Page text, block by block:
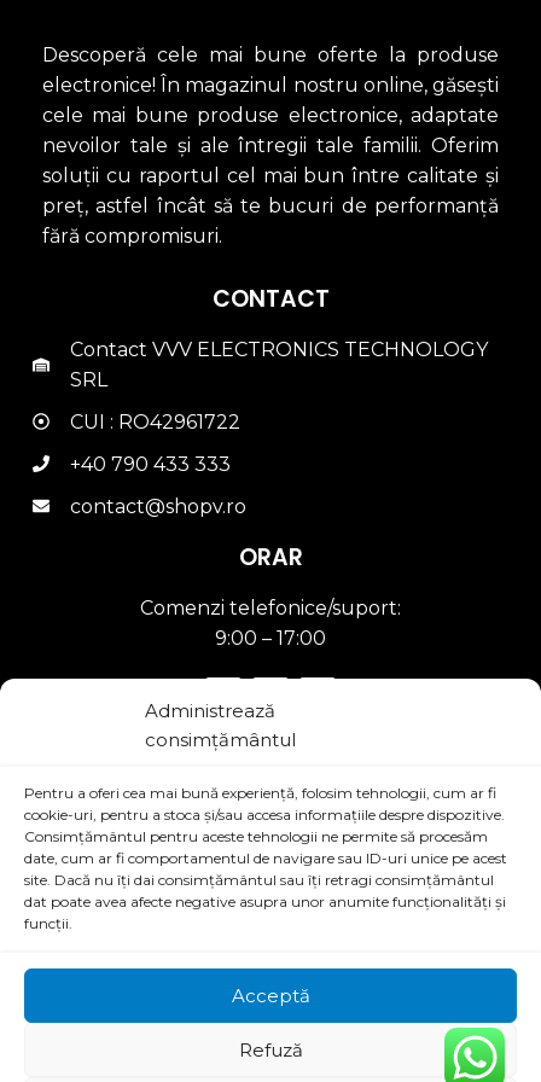
Administrează
consimțământul
Pentru a oferi cea mai bună experiență, folosim tehnologii, cum ar fi
cookie-uri, pentru a stoca și/sau accesa informațiile despre dispozitive.
Consimțământul pentru aceste tehnologii ne permite să procesăm
date, cum ar fi comportamentul de navigare sau ID-uri unice pe acest
site. Dacă nu îți dai consimțământul sau îți retragi consimțământul
dat poate avea afecte negative asupra unor anumite funcționalități și
funcții.
Acceptă
Refuză
Descoperă cele mai bune oferte la produse
electronice! În magazinul nostru online, găsești
cele mai bune produse electronice, adaptate
nevoilor tale și ale întregii tale familii. Oferim
soluții cu raportul cel mai bun între calitate și
preț, astfel încât să te bucuri de performanță
fără compromisuri.
CONTACT
Contact VVV ELECTRONICS TECHNOLOGY
SRL
CUI : RO42961722
+40 790 433 333
contact@shopv.ro
ORAR
Comenzi telefonice/suport:
9:00 – 17:00
Link-uri Utile
Termeni si conditii